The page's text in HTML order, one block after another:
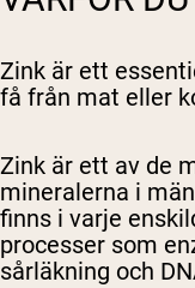
Zink är ett
få från mat eller
Zink är ett av de
mineralerna i
finns i varje
processer som
sårläkning och